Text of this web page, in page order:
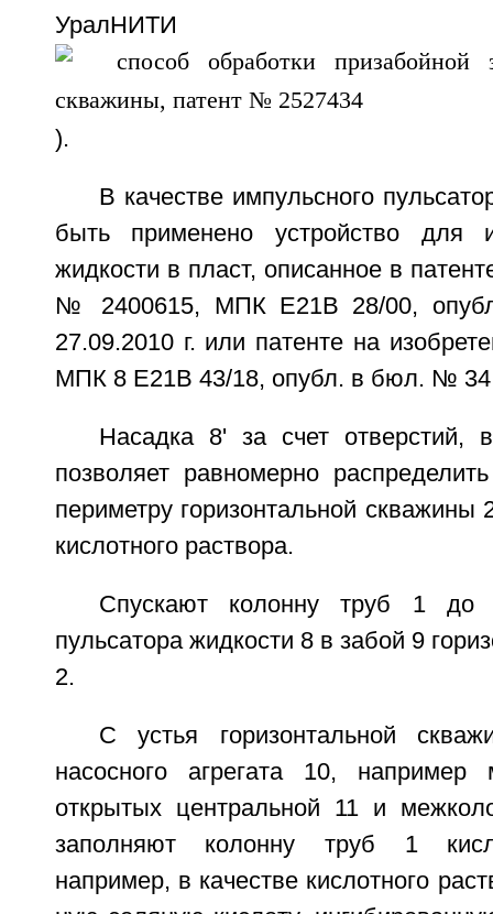
УралНИТИ
).
В качестве импульсного
быть применено устройство для
жидкости в пласт, описанное в
№ 2400615, МПК E21B 28/00,
27.09.2010 г. или патенте на
МПК 8 E21B 43/18, опубл. в бюл. № 34
Насадка 8' за счет отверстий,
позволяет равномерно
периметру горизонтальной скважины
кислотного раствора.
Спускают колонну труб 1 до
пульсатора жидкости 8 в забой 9
2.
С устья горизонтальной
насосного агрегата 10,
открытых центральной 11 и
заполняют колонну труб 1
например, в качестве кислотного